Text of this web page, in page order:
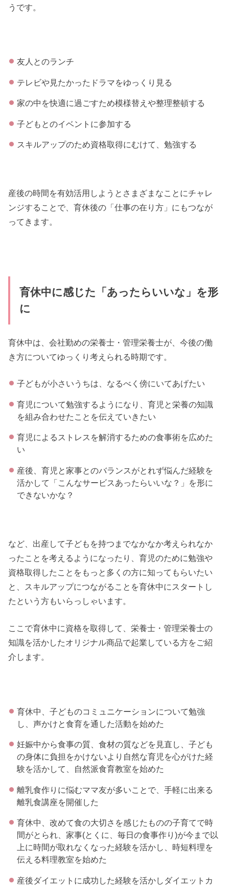
うです。
友人とのランチ
テレビや見たかったドラマをゆっくり見る
家の中を快適に過ごすため模様替えや整理整頓する
子どもとのイベントに参加する
スキルアップのため資格取得にむけて、勉強する
産後の時間を有効活用しようとさまざまなことにチャレ
ンジすることで、育休後の「仕事の在り方」にもつなが
ってきます。
育休中に感じた「あったらいいな」を形
に
育休中は、会社勤めの栄養士・管理栄養士が、今後の働
き方についてゆっくり考えられる時期です。
子どもが小さいうちは、なるべく傍にいてあげたい
育児について勉強するようになり、育児と栄養の知識
を組み合わせたことを伝えていきたい
育児によるストレスを解消するための食事術を広めた
い
産後、育児と家事とのバランスがとれず悩んだ経験を
活かして「こんなサービスあったらいいな？」を形に
できないかな？
など、出産して子どもを持つまでなかなか考えられなか
ったことを考えるようになったり、育児のために勉強や
資格取得したことをもっと多くの方に知ってもらいたい
と、スキルアップにつながることを育休中にスタートし
たという方もいらっしゃいます。
ここで育休中に資格を取得して、栄養士・管理栄養士の
知識を活かしたオリジナル商品で起業している方をご紹
介します。
育休中、子どものコミュニケーションについて勉強
し、声かけと食育を通した活動を始めた
妊娠中から食事の質、食材の質などを見直し、子ども
の身体に負担をかけないより自然な育児を心がけた経
験を活かして、自然派食育教室を始めた
離乳食作りに悩むママ友が多いことで、手軽に出来る
離乳食講座を開催した
育休中、改めて食の大切さを感じたものの子育てで時
間がとられ、家事(とくに、毎日の食事作り)が今まで以
上に時間が取れなくなった経験を活かし、時短料理を
伝える料理教室を始めた
産後ダイエットに成功した経験を活かしダイエットカ